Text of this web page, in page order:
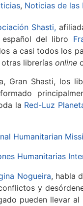
, Noticias de las
Shasti,
del libro
a casi todos los
librerías online
Gran Shasti, los
la Red-Luz
Nogueira, habla
y
pueden llevar